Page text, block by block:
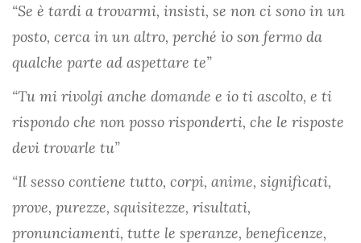
“Se è tardi a trovarmi, insisti, se non ci sono in un
posto, cerca in un altro, perché io son fermo da
qualche parte ad aspettare te”
“Tu mi rivolgi anche domande e io ti ascolto, e ti
rispondo che non posso risponderti, che le risposte
devi trovarle tu”
“Il sesso contiene tutto, corpi, anime, significati,
prove, purezze, squisitezze, risultati,
pronunciamenti, tutte le speranze, beneficenze,